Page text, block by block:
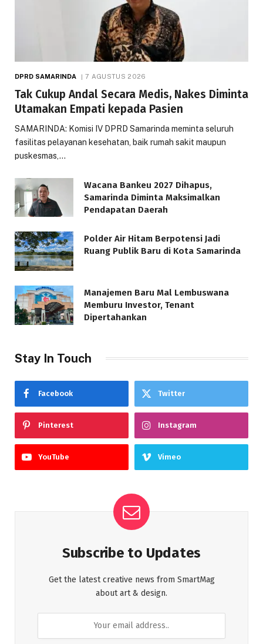
DPRD SAMARINDA 7 AGUSTUS 2026
Tak Cukup Andal Secara Medis, Nakes Diminta
Utamakan Empati kepada Pasien
SAMARINDA: Komisi IV DPRD Samarinda meminta seluruh
fasilitas pelayanan kesehatan, baik rumah sakit maupun
puskesmas,…
Wacana Bankeu 2027 Dihapus,
Samarinda Diminta Maksimalkan
Pendapatan Daerah
Polder Air Hitam Berpotensi Jadi
Ruang Publik Baru di Kota Samarinda
Manajemen Baru Mal Lembuswana
Memburu Investor, Tenant
Dipertahankan
Stay In Touch
Facebook Twitter
Pinterest Instagram
YouTube Vimeo
Subscribe to Updates
Get the latest creative news from SmartMag
about art & design.